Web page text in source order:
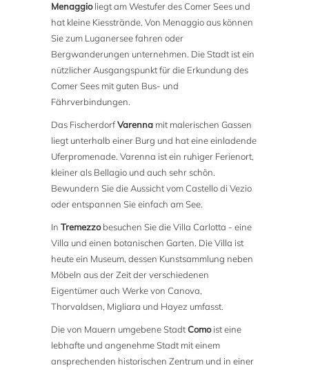
Menaggioliegt am Westufer des Comer Sees und
hat kleine Kiesstrände. Von Menaggio aus können
Sie zum Luganersee fahren oder
Bergwanderungen unternehmen. Die Stadt ist ein
nützlicher Ausgangspunkt für die Erkundung des
Comer Sees mit guten Bus- und
Fährverbindungen.
Das FischerdorfVarenna mit malerischen Gassen
liegt unterhalb einer Burg und hat eine einladende
Uferpromenade. Varenna ist ein ruhiger Ferienort,
kleiner als Bellagio und auch sehr schön.
Bewundern Sie die Aussicht vom Castello di Vezio
oder entspannen Sie einfach am See.
In Tremezzobesuchen Sie die Villa Carlotta - eine
Villa und einen botanischen Garten. Die Villa ist
heute ein Museum, dessen Kunstsammlung neben
Möbeln aus der Zeit der verschiedenen
Eigentümer auch Werke von Canova,
Thorvaldsen, Migliara und Hayez umfasst.
Die von Mauern umgebene StadtComoist eine
lebhafte und angenehme Stadt mit einem
ansprechenden historischen Zentrum und in einer